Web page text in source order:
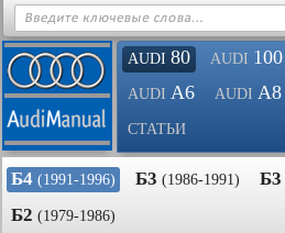
AUDI 80 AUDI 100
AUDI A6 AUDI A8
СТАТЬИ
Б4 (1991-1996) Б3 (1986-1991) Б3
Б2 (1979-1986)